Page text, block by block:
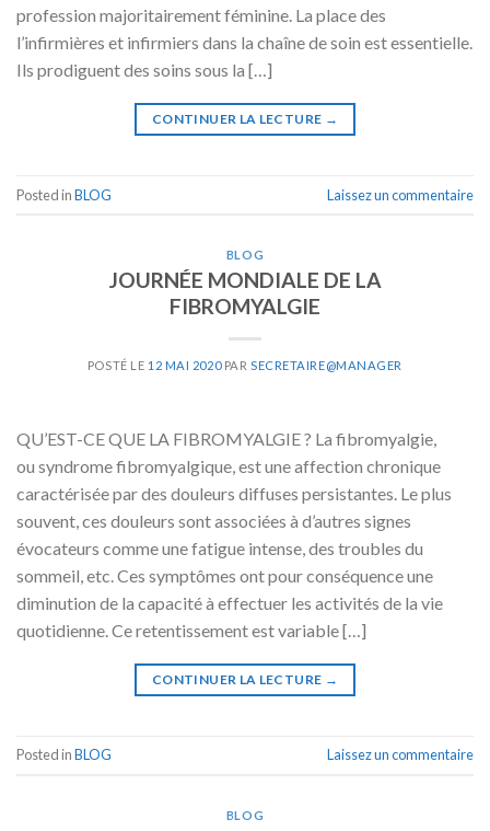
profession majoritairement féminine. La place des
l’infirmières et infirmiers dans la chaîne de soin est essentielle.
Ils prodiguent des soins sous la […]
CONTINUER LA LECTURE →
Posted inBLOG Laissez un commentaire
BLOG
JOURNÉE MONDIALE DE LA
FIBROMYALGIE
POSTÉ LE 12 MAI 2020PAR SECRETAIRE@MANAGER
QU’EST-CE QUE LA FIBROMYALGIE ? La fibromyalgie,
ou syndrome fibromyalgique, est une affection chronique
caractérisée par des douleurs diffuses persistantes. Le plus
souvent, ces douleurs sont associées à d’autres signes
évocateurs comme une fatigue intense, des troubles du
sommeil, etc. Ces symptômes ont pour conséquence une
diminution de la capacité à effectuer les activités de la vie
quotidienne. Ce retentissement est variable […]
CONTINUER LA LECTURE →
Posted inBLOG Laissez un commentaire
BLOG